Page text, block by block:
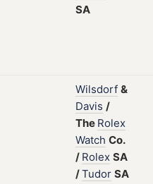
SA
Wilsdorf &
Davis /
The Rolex
Watch Co.
/ Rolex SA
/Tudor SA